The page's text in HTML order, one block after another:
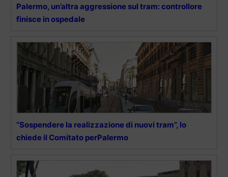
Palermo, un’altra aggressione sul tram: controllore
finisce in ospedale
“Sospendere la realizzazione di nuovi tram”, lo
chiede il Comitato perPalermo